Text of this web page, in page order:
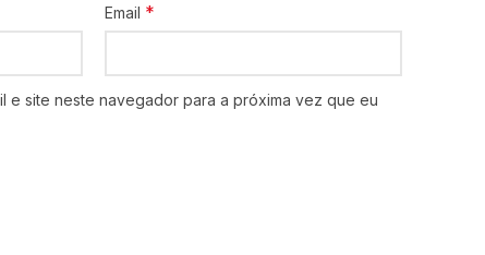
Email *
e site neste navegador para a próxima vez que eu